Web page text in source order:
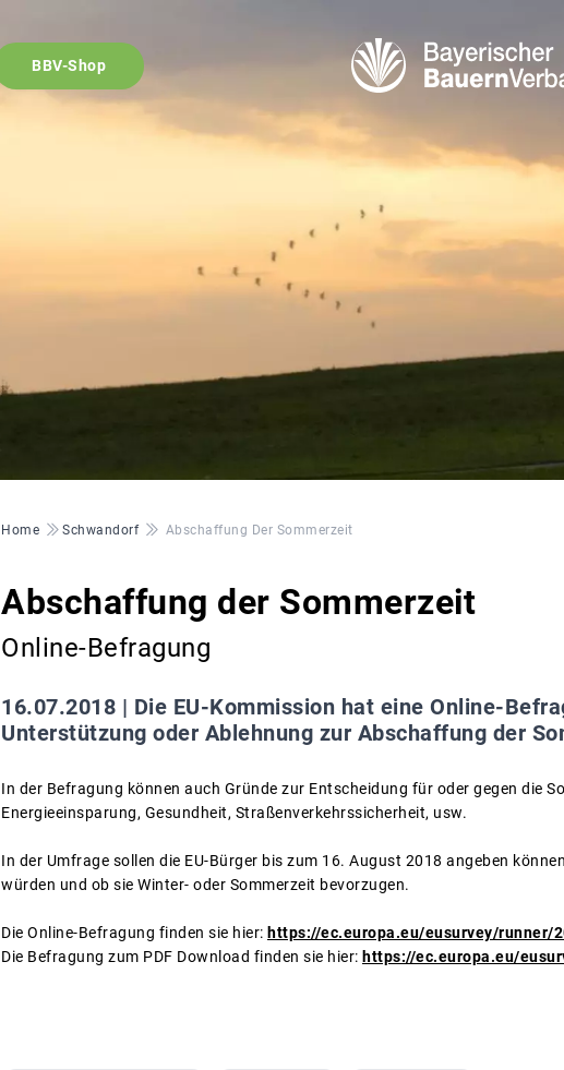
BBV-Shop
Pfadnavigation
Home Schwandorf Abschaffung Der Sommerzeit
Abschaffung der Sommerzeit
Online-Befragung
16.07.2018 | Die EU-Kommission hat eine Online-
Unterstützung oder Ablehnung zur Abschaffung der
In der Befragung können auch Gründe zur Entscheidung für oder gegen die
Energieeinsparung, Gesundheit, Straßenverkehrssicherheit, usw.
In der Umfrage sollen die EU-Bürger bis zum 16. August 2018 angeben
würden und ob sie Winter- oder Sommerzeit bevorzugen.
Die Online-Befragung finden sie hier: https://ec.europa.eu/eusurvey/runner/
Die Befragung zum PDF Download finden sie hier: https://ec.europa.eu/